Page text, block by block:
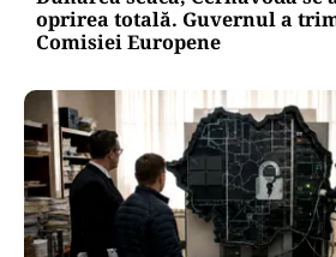
oprirea totală. Guvernul a
Comisiei Europene